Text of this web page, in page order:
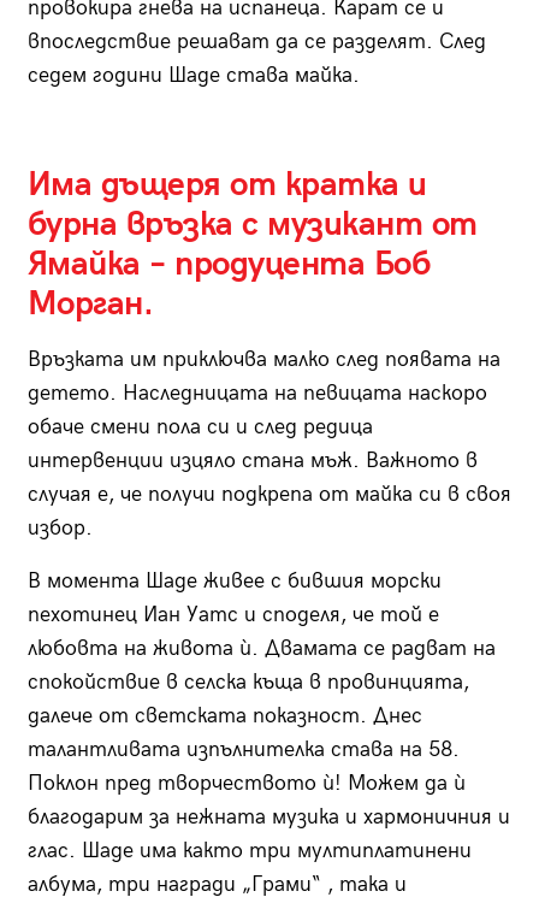
провокира гнева на испанеца. Карат се и
впоследствие решават да се разделят. След
седем години Шаде става майка.
Има дъщеря от кратка и
бурна връзка с музикант от
Ямайка – продуцента Боб
Морган.
Връзката им приключва малко след появата на
детето. Наследницата на певицата наскоро
обаче смени пола си и след редица
интервенции изцяло стана мъж. Важното в
случая е, че получи подкрепа от майка си в своя
избор.
В момента Шаде живее с бившия морски
пехотинец Иан Уатс и споделя, че той е
любовта на живота ѝ. Двамата се радват на
спокойствие в селска къща в провинцията,
далече от светската показност. Днес
талантливата изпълнителка става на 58.
Поклон пред творчеството ѝ! Можем да ѝ
благодарим за нежната музика и хармоничния и
глас. Шаде има както три мултиплатинени
албума, три награди „Грами“ , така и